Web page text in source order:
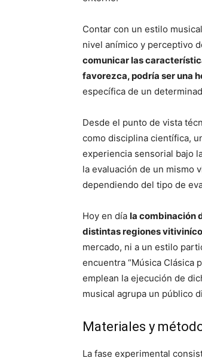
Contar con un estilo
nivel anímico y perceptivo
comunicar las
favorezca, podría ser una
específica de un
Desde el punto de vista
como disciplina científica,
experiencia sensorial bajo
la evaluación de un mismo
dependiendo del tipo de
Hoy en día la combinación
distintas regiones
mercado, ni a un estilo
encuentra “Música Clásica
emplean la ejecución de
musical agrupa un público
Materiales y
La fase experimental